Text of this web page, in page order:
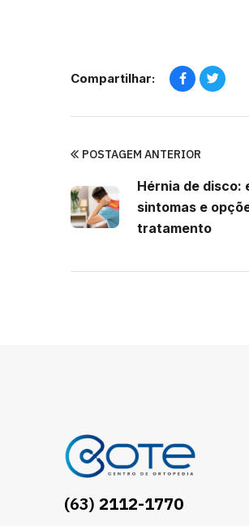
Compartilhar:
POSTAGEM ANTERIOR
Hérnia de disco:
sintomas e
tratamento
(63) 2112-1770